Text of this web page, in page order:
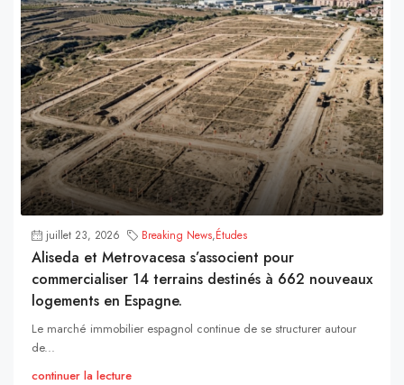
juillet 23, 2026 Breaking News,Études
Aliseda et Metrovacesa s’associent pour
commercialiser 14 terrains destinés à 662 nouveaux
logements en Espagne.
Le marché immobilier espagnol continue de se structurer autour
de...
continuer la lecture